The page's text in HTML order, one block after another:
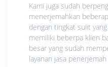
Kami juga sudah
menerjemahkan
dengan tingkat sulit
memiliki beberpa klien
besar yang sudah
layanan jasa